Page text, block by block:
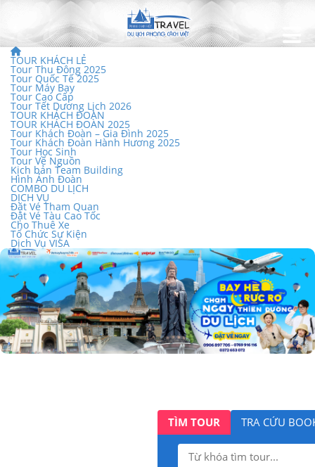
TOUR KHÁCH LẺ
Tour Thu Đông 2025
Tour Quốc Tế 2025
Tour Máy Bay
Tour Cao Cấp
Tour Tết Dương Lịch 2026
TOUR KHÁCH ĐOÀN
TOUR KHÁCH ĐOÀN 2025
Tour Khách Đoàn – Gia Đình 2025
Tour Khách Đoàn Hành Hương 2025
Tour Học Sinh
Tour Về Nguồn
Kịch bản Team Building
Hình Ảnh Đoàn
COMBO DU LỊCH
DỊCH VỤ
Đặt Vé Tham Quan
Đặt Vé Tàu Cao Tốc
Cho Thuê Xe
Tổ Chức Sự Kiện
Dịch Vụ VISA
TÌM TOUR TRA CỨU
Tìm
kiếm: